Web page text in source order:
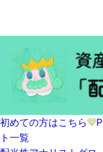
初めての方はこちら
ト一覧